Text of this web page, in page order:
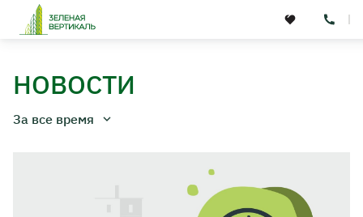
Концепция
Расположение
НОВОСТИ
За все время